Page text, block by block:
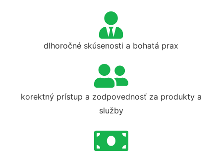
dlhoročné skúsenosti a bohatá prax
korektný prístup a zodpovednosť za produkty a
služby